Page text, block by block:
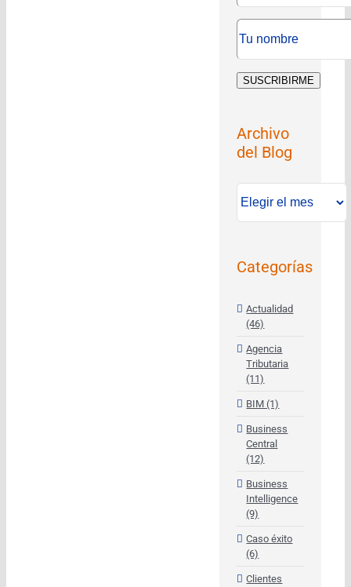
Archivo
del Blog
del
Blog
Categorías
Actualidad
(46)
Agencia
Tributaria
(11)
BIM (1)
Business
Central
(12)
Business
Intelligence
(9)
Caso éxito
(6)
Clientes